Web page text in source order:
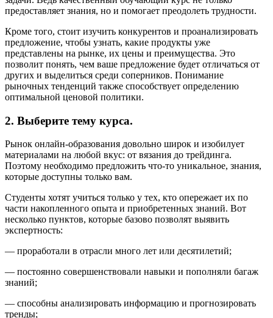
предоставляет знания, но и помогает преодолеть трудности.
Кроме того, стоит изучить конкурентов и проанализировать
предложение, чтобы узнать, какие продукты уже
представлены на рынке, их цены и преимущества. Это
позволит понять, чем ваше предложение будет отличаться от
других и выделиться среди соперников. Понимание
рыночных тенденций также способствует определению
оптимальной ценовой политики.
2. Выберите тему курса.
Рынок онлайн-образования довольно широк и изобилует
материалами на любой вкус: от вязания до трейдинга.
Поэтому необходимо предложить что-то уникальное, знания,
которые доступны только вам.
Студенты хотят учиться только у тех, кто опережает их по
части накопленного опыта и приобретенных знаний. Вот
несколько пунктов, которые базово позволят выявить
экспертность:
— проработали в отрасли много лет или десятилетий;
— постоянно совершенствовали навыки и пополняли багаж
знаний;
— способны анализировать информацию и прогнозировать
тренды;